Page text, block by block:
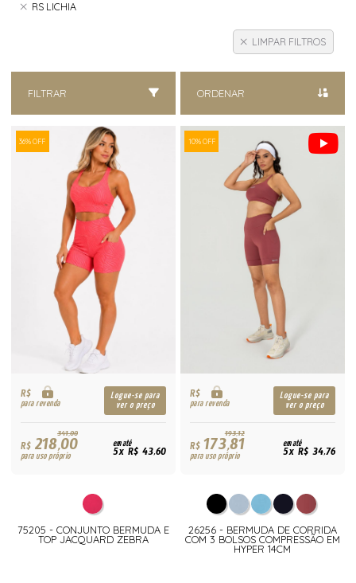
RS LICHIA
LIMPAR FILTROS
FILTRAR ORDENAR
36% OFF
R$
para revenda
Logue-se para
ver o preço
341,00
R$218,00
para uso próprio
em até
5x R$ 43,60
75205 - CONJUNTO BERMUDA E
TOP JACQUARD ZEBRA
10% OFF
R$
para revenda
Logue-se para
ver o preço
193,12
R$173,81
para uso próprio
em até
5x R$ 34,76
26256 - BERMUDA DE CORRIDA
COM 3 BOLSOS COMPRESSÃO EM
HYPER 14CM